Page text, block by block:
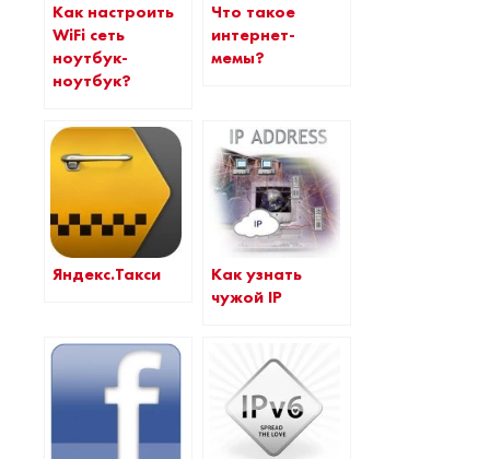
Как настроить
WiFi сеть
ноутбук-
ноутбук?
Что такое
интернет-
мемы?
Яндекс.Такси
Как узнать
чужой IP